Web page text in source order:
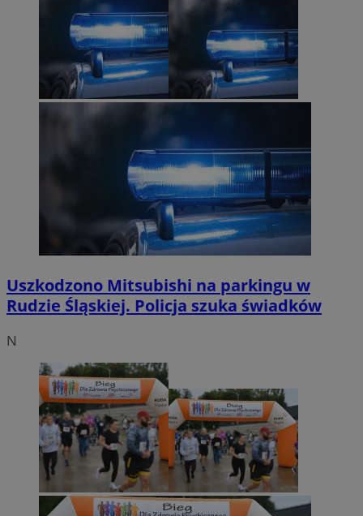
Uszkodzono Mitsubishi na parkingu w
Rudzie Śląskiej. Policja szuka świadków
N